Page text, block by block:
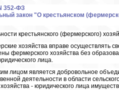
352-ФЗ
закон "О крестьянском
крестьянского (фермерского)
хозяйства вправе осуществлять
фермерского хозяйства без
лица.
лицом является добровольное
деятельности в области
- юридического лица